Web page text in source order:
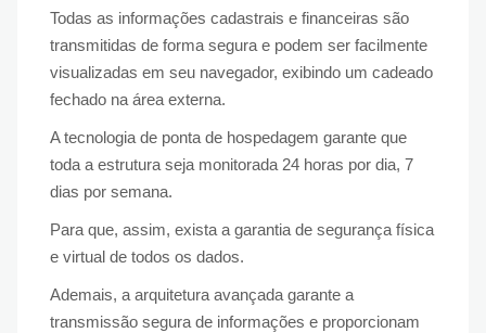
Todas as informações cadastrais e financeiras são
transmitidas de forma segura e podem ser facilmente
visualizadas em seu navegador, exibindo um cadeado
fechado na área externa.
A tecnologia de ponta de hospedagem garante que
toda a estrutura seja monitorada 24 horas por dia, 7
dias por semana.
Para que, assim, exista a garantia de segurança física
e virtual de todos os dados.
Ademais, a arquitetura avançada garante a
transmissão segura de informações e proporcionam